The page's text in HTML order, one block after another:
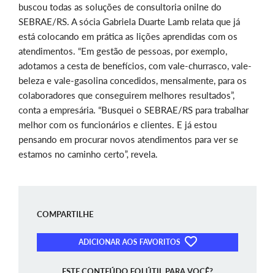
buscou todas as soluções de consultoria onilne do
SEBRAE/RS. A sócia Gabriela Duarte Lamb relata que já
está colocando em prática as lições aprendidas com os
atendimentos. “Em gestão de pessoas, por exemplo,
adotamos a cesta de benefícios, com vale-churrasco, vale-
beleza e vale-gasolina concedidos, mensalmente, para os
colaboradores que conseguirem melhores resultados”,
conta a empresária. “Busquei o SEBRAE/RS para trabalhar
melhor com os funcionários e clientes. E já estou
pensando em procurar novos atendimentos para ver se
estamos no caminho certo”, revela.
COMPARTILHE
ADICIONAR AOS FAVORITOS